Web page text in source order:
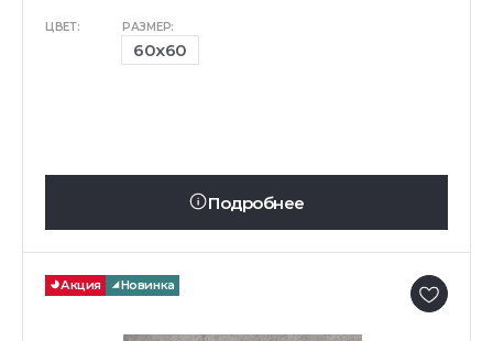
ЦВЕТ: РАЗМЕР:
60x60
Подробнее
Акция Новинка